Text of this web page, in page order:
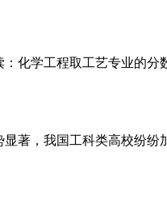
化学工程取工艺专业的分
，我国工科类高校纷纷